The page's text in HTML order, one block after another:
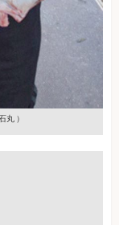
丸 ）